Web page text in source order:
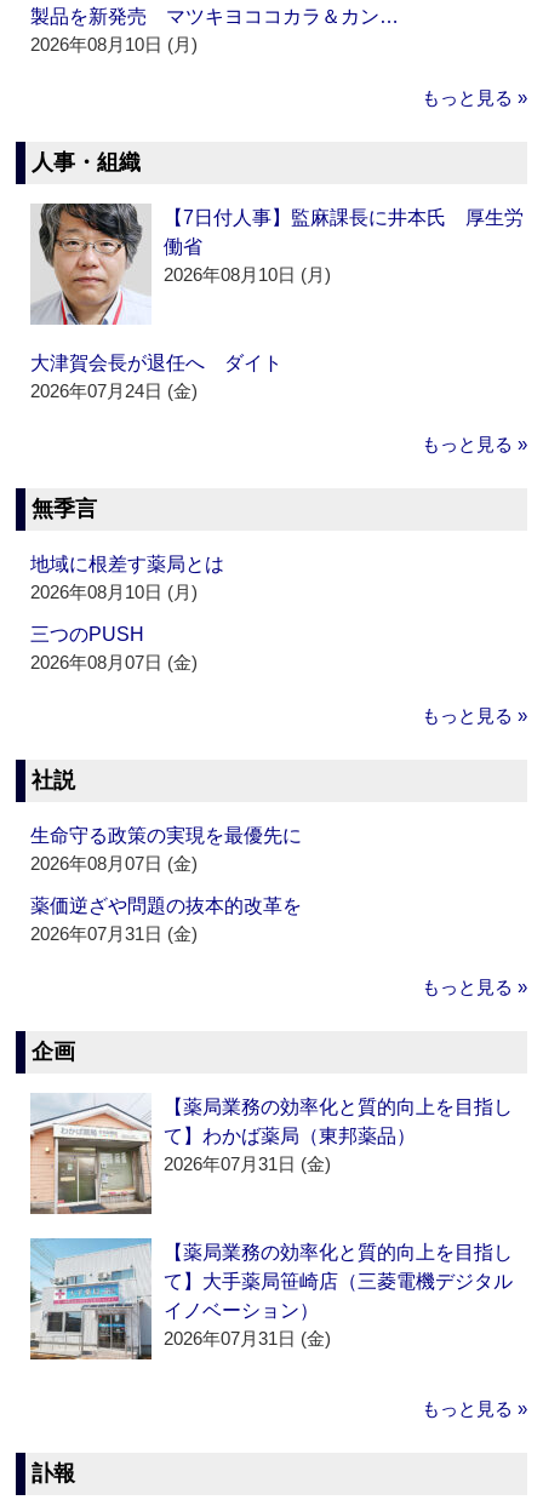
製品を新発売 マツキヨココカラ＆カン…
2026年08月10日 (月)
もっと見る »
人事・組織
【7日付人事】監麻課長に井本氏 厚生労
働省
2026年08月10日 (月)
大津賀会長が退任へ ダイト
2026年07月24日 (金)
もっと見る »
無季言
地域に根差す薬局とは
2026年08月10日 (月)
三つのPUSH
2026年08月07日 (金)
もっと見る »
社説
生命守る政策の実現を最優先に
2026年08月07日 (金)
薬価逆ざや問題の抜本的改革を
2026年07月31日 (金)
もっと見る »
企画
【薬局業務の効率化と質的向上を目指し
て】わかば薬局（東邦薬品）
2026年07月31日 (金)
【薬局業務の効率化と質的向上を目指し
て】大手薬局笹崎店（三菱電機デジタル
イノベーション）
2026年07月31日 (金)
もっと見る »
訃報